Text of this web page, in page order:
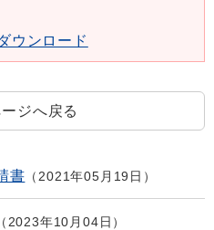
ウンロード
ジへ戻る
書 2021年05月19日
2023年10月04日